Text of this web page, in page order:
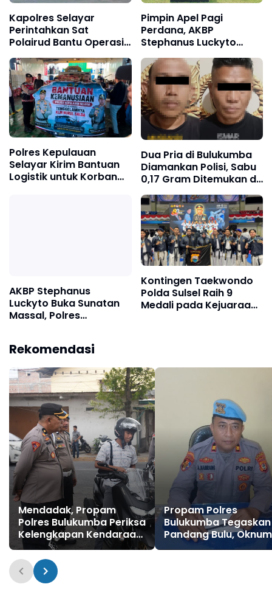
Kapolres Selayar
Perintahkan Sat
Polairud Bantu Operasi
SAR KM Nurul Salsa,
Koordinasi dengan TNI
AL dan Basarnas
Pimpin Apel Pagi
Perdana, AKBP
Stephanus Luckyto
Tekankan Disiplin,
Kebersihan, dan
Kecintaan terhadap
Organisasi
Polres Kepulauan
Selayar Kirim Bantuan
Logistik untuk Korban
Dua Pria di Bulukumba
Diamankan Polisi, Sabu
0,17 Gram Ditemukan di
Celana
AKBP Stephanus
Luckyto Buka Sunatan
Massal, Polres
Pancasila
Kontingen Taekwondo
Polda Sulsel Raih 9
Medali pada Kejuaraan
Rekomendasi
Mendadak, Propam
Polres Bulukumba Periksa
Kelengkapan Kendaraan
Anggota
Propam Polres
Bulukumba
Pandang Bulu, Oknum
Perwira Diduga